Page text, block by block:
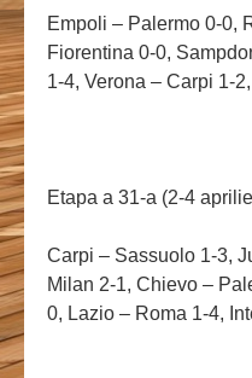
Empoli – Palermo 0-0,
Fiorentina 0-0,
1-4, Verona – Carpi 1-
Etapa a 31-a (2-4
Carpi – Sassuolo 1-3,
Milan 2-1, Chievo –
0, Lazio – Roma 1-4,